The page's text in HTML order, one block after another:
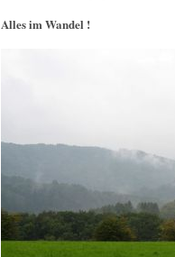
Alles im Wandel !